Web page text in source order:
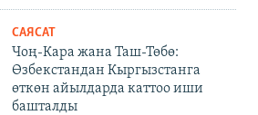
САЯСАТ
Чоң-Кара жана Таш-Төбө:
Өзбекстандан Кыргызстанга
өткөн айылдарда каттоо иши
башталды